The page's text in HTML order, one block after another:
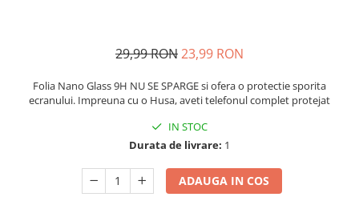
29,99 RON23,99 RON
Folia Nano Glass 9H NU SE SPARGE si ofera o protectie sporita
ecranului. Impreuna cu o Husa, aveti telefonul complet protejat
IN STOC
Durata de livrare: 1
ADAUGA IN COS